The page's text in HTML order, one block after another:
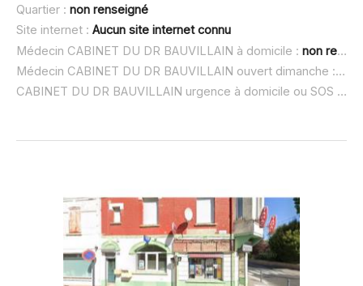
Quartier : non renseigné
Site internet : Aucun site internet connu
Médecin CABINET DU DR BAUVILLAIN à domicile : non renseigné
Médecin CABINET DU DR BAUVILLAIN ouvert dimanche :non
CABINET DU DR BAUVILLAIN urgence à domicile ou SOS médecin :